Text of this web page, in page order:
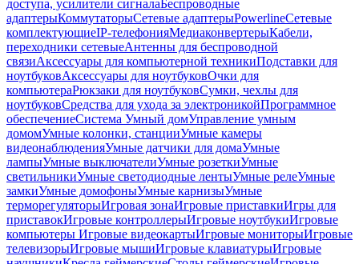
доступа, усилители сигналаБеспроводные
адаптерыКоммутаторыСетевые адаптерыPowerlineСетевые
комплектующиеIP-телефонияМедиаконвертерыКабели,
переходники сетевыеАнтенны для беспроводной
связиАксессуары для компьютерной техникиПодставки для
ноутбуковАксессуары для ноутбуковОчки для
компьютераРюкзаки для ноутбуковСумки, чехлы для
ноутбуковСредства для ухода за электроникойПрограммное
обеспечениеСистема Умный домУправление умным
домомУмные колонки, станцииУмные камеры
видеонаблюденияУмные датчики для домаУмные
лампыУмные выключателиУмные розеткиУмные
светильникиУмные светодиодные лентыУмные релеУмные
замкиУмные домофоныУмные карнизыУмные
терморегуляторыИгровая зонаИгровые приставкиИгры для
приставокИгровые контроллерыИгровые ноутбукиИгровые
компьютеры Игровые видеокартыИгровые мониторыИгровые
телевизорыИгровые мышиИгровые клавиатурыИгровые